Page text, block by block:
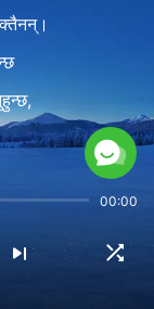
00:00